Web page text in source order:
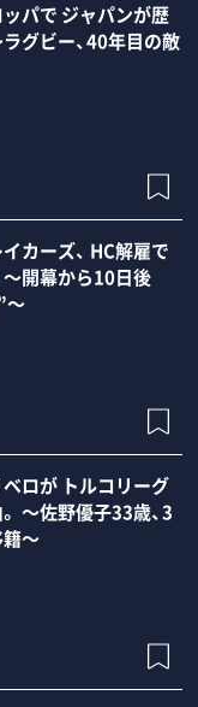
パで ジャパンが歴
グビー、40年目の敵
カーズ、 HC解雇で
～開幕から10日後
～
ロが トルコリーグ
～佐野優子33歳、3
～